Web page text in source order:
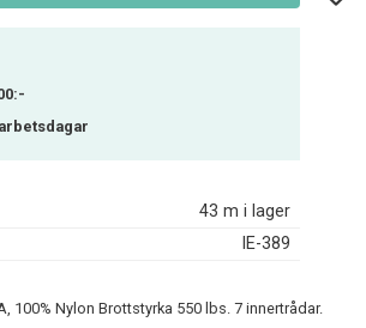
43 m i lager
IE-389
100% Nylon Brottstyrka 550 lbs. 7 innertrådar.